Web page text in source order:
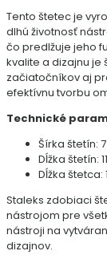
Tento štetec je
dlhú životnosť
čo predlžuje jeho
kvalite a dizajnu je
začiatočníkov aj
efektívnu tvorbu
Technické
Šírka štetín:
Dĺžka štetín:
Dĺžka štetca:
Staleks zdobiaci
nástrojom pre
nástroji na
dizajnov.